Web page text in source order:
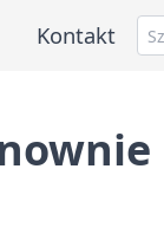
Kontakt